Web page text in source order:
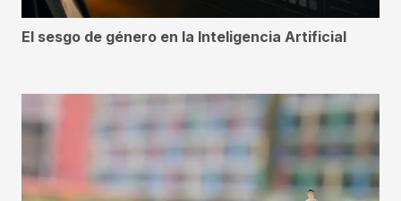
El sesgo de género en la Inteligencia Artificial